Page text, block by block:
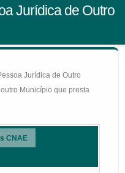
Jurídica de Outro
Jurídica de Outro
Município que presta
CNAE